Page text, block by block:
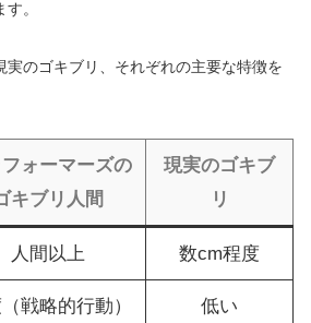
。
実のゴキブリ、それぞれの主要な特徴を
ォーマーズの
キブリ人間
現実のゴキブ
リ
人間以上 数cm程度
戦略的行動） 低い